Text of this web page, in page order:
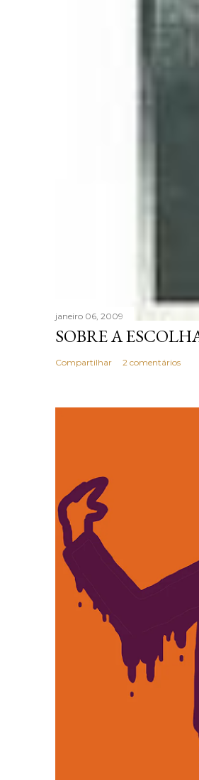
janeiro 06, 2009
SOBRE A
Compartilhar 2 comentários